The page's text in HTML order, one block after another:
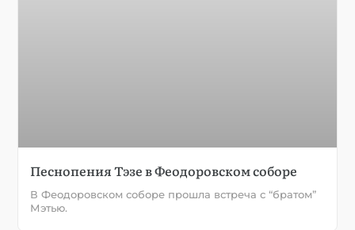
Песнопения Тэзе в Феодоровском соборе
В Феодоровском соборе прошла встреча с “братом”
Мэтью.